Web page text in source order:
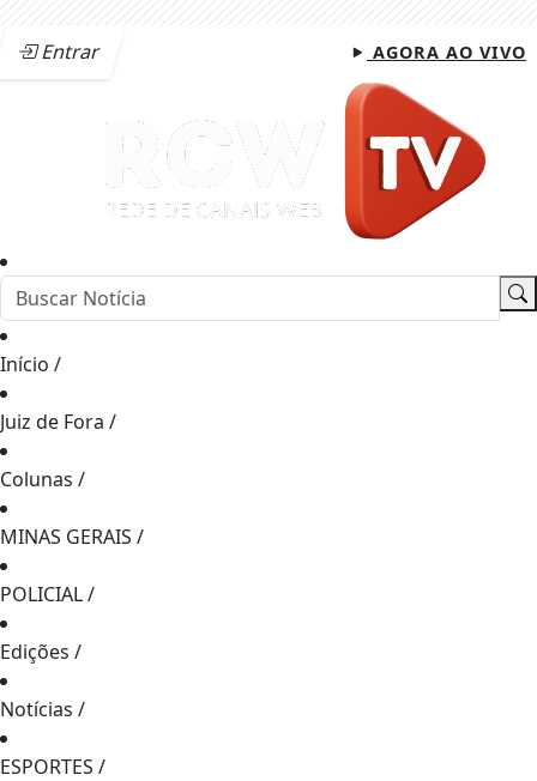
Entrar AGORA AO VIVO
Início /
Juiz de Fora /
Colunas /
MINAS GERAIS /
POLICIAL/
Edições /
Notícias /
ESPORTES /